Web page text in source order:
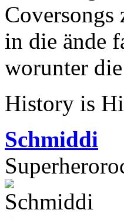
Coversongs
in die ände
worunter
History is
Schmiddi